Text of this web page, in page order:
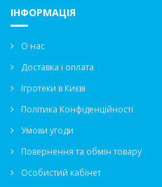
ІНФОРМАЦІЯ
О нас
Доставка і оплата
Ігротеки в Києві
Політика Конфіденційності
Умови угоди
Повернення та обмін товару
Особистий кабінет